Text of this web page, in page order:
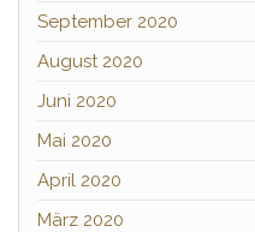
September 2020
August 2020
Juni 2020
Mai 2020
April 2020
März 2020